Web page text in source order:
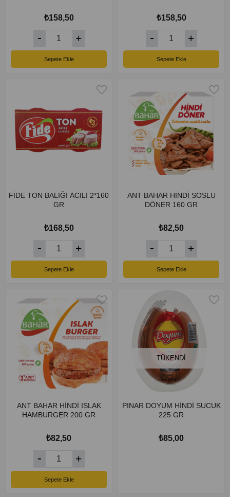
₺158,50
Sepete Ekle
₺158,50
Sepete Ekle
FİDE TON BALIĞI ACILI 2*160
GR
₺168,50
Sepete Ekle
ANT BAHAR HİNDİ SOSLU
DÖNER 160 GR
₺82,50
Sepete Ekle
ANT BAHAR HİNDİ ISLAK
HAMBURGER 200 GR
₺82,50
Sepete Ekle
TÜKENDI
PINAR DOYUM HİNDİ SUCUK
225 GR
₺85,00